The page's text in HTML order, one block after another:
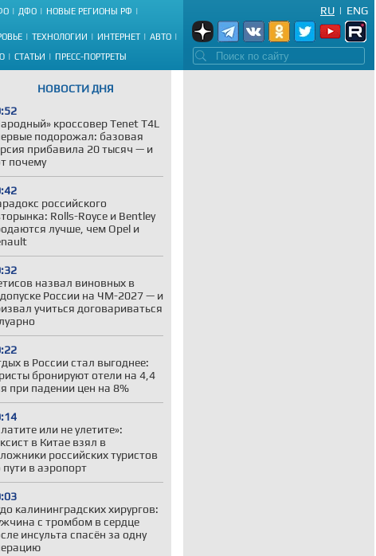
ДФО НОВЫЕ РЕГИОНЫ РФ
ТЕХНОЛОГИИ ИНТЕРНЕТ АВТО
СТАТЬИ ПРЕСС-ПОРТРЕТЫ
ENG
|
RU
НОВОСТИ ДНЯ
кроссовер Tenet T4L
подорожал: базовая
прибавила 20 тысяч — и
почему
российского
Rolls-Royce и Bentley
лучше, чем Opel и
назвал виновных в
России на ЧМ-2027 — и
учиться договариваться
в России стал выгоднее:
бронируют отели на 4,4
при падении цен на 8%
или не улетите»:
в Китае взял в
российских туристов
пути в аэропорт
калининградских хирургов:
с тромбом в сердце
инсульта спасён за одну